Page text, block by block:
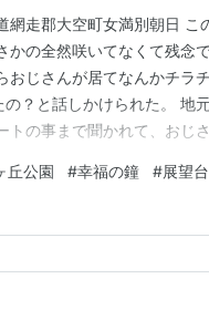
網走郡大空町女満別朝日 こ
かの全然咲いてなくて残念
じさんが居てなんかチラ
？と話しかけられた。 地
の事まで聞かれて、おじ
に聞き1時間ぐらい摑まっ
たら、…
丘公園 #幸福の鐘 #展望台